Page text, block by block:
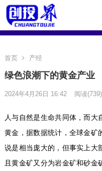
首页 产经
绿色浪潮下的黄金产业
2024年4月26日 16:42 阅读(739)
人与自然是生命共同体，而大
黄金，据数据统计，全球金矿
说是相当庞大的，但事实上大
且黄金矿又分为岩金矿和砂金